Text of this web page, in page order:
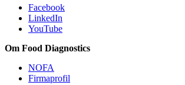
Facebook
LinkedIn
YouTube
Om Food Diagnostics
NOFA
Firmaprofil